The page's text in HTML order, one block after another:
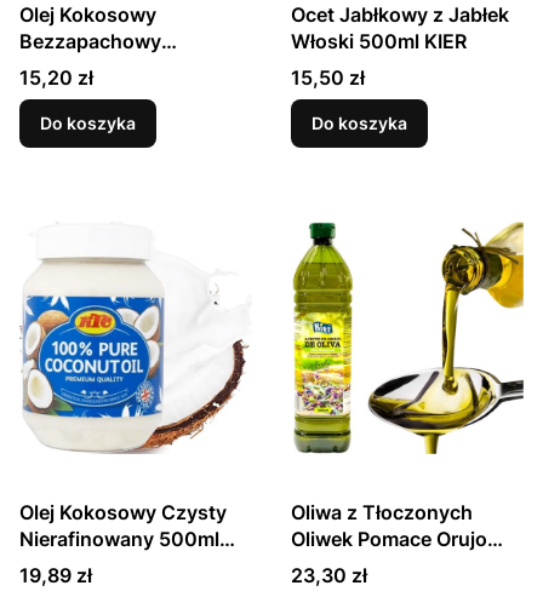
Olej Kokosowy
Bezzapachowy
Rafinowany 500ml
TARGROCH
Cena
15,20 zł
Do koszyka
Ocet Jabłkowy z Jabłek
Włoski 500ml KIER
Cena
15,50 zł
Do koszyka
Olej Kokosowy Czysty
Nierafinowany 500ml
KTC
Cena
19,89 zł
Oliwa z Tłoczonych
Oliwek Pomace Orujo
Olive Oil Virgin 1L KIER
Cena
23,30 zł